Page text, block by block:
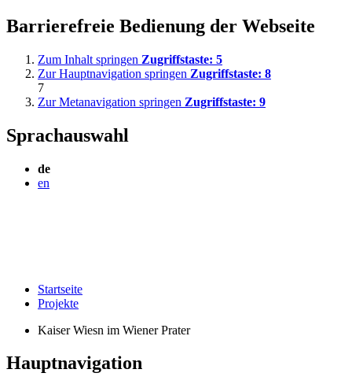
Barrierefreie Bedienung der Webseite
Zum Inhalt springen Zugriffstaste: 5
Zur Hauptnavigation springen Zugriffstaste: 8
7
Zur Metanavigation springen Zugriffstaste: 9
Sprachauswahl
de
en
Startseite
Projekte
Kaiser Wiesn im Wiener Prater
Hauptnavigation